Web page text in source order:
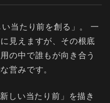
当たり前を創る」。 一
見えますが、その根底
の中で誰もが向き合う
営みです。
しい当たり前」を描き